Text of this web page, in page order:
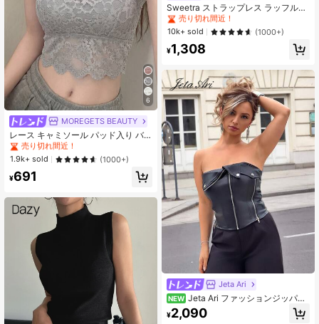
6
MOREGETS BEAUTY
レース キャミソール パッド入り バ
スト、無地アンダーシャツ、学校再
開シーズン、冬、クリスマス、新年
のレイヤリング、カジュアル夏に適
しています
#4 ベストセラー
グラフィック 女性用タンクトップ&キャミス
売り切れ間近！
#4 ベストセラー
売り切れ間近！
#4 ベストセラー
売り切れ間近！
#4 ベストセラー
グラフィック 女性用タンクトップ&キャミス
売り切れ間近！
1.9k+ sold (1000+)
¥691
Sweetra ストラップレス ラッフルト
ップ ルーチェ Y2Kデザイン レディー
ス夏用シンプル
売り切れ間近！
#1 ベストセラー
売り切れ間近！
#1 ベストセラー
売り切れ間近！
#1 ベストセラー
売り切れ間近！
10k+ sold (1000+)
¥1,308
Jeta Ari
NEW Jeta Ari ファッションジッパー
装飾アシンメトリーPUチューブトッ
プ
¥2,090